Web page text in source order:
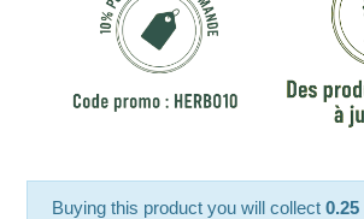
Buying this product you will collect